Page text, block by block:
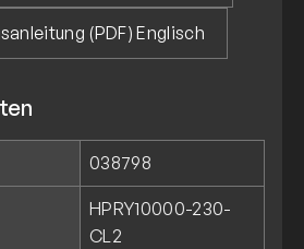
(PDF) Englisch
038798
HPRY10000-230-
CL2